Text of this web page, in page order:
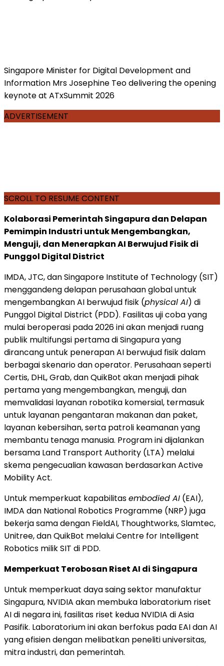
Singapore Minister for Digital Development and
Information Mrs Josephine Teo delivering the opening
keynote at ATxSummit 2026
ADVERTISEMENT
SCROLL TO RESUME CONTENT
Kolaborasi Pemerintah Singapura dan Delapan
Pemimpin Industri untuk Mengembangkan,
Menguji, dan Menerapkan AI Berwujud Fisik di
Punggol Digital District
IMDA, JTC, dan Singapore Institute of Technology (SIT)
menggandeng delapan perusahaan global untuk
mengembangkan AI berwujud fisik (physical AI) di
Punggol Digital District (PDD). Fasilitas uji coba yang
mulai beroperasi pada 2026 ini akan menjadi ruang
publik multifungsi pertama di Singapura yang
dirancang untuk penerapan AI berwujud fisik dalam
berbagai skenario dan operator. Perusahaan seperti
Certis, DHL, Grab, dan QuikBot akan menjadi pihak
pertama yang mengembangkan, menguji, dan
memvalidasi layanan robotika komersial, termasuk
untuk layanan pengantaran makanan dan paket,
layanan kebersihan, serta patroli keamanan yang
membantu tenaga manusia. Program ini dijalankan
bersama Land Transport Authority (LTA) melalui
skema pengecualian kawasan berdasarkan Active
Mobility Act.
Untuk memperkuat kapabilitasembodied AI (EAI),
IMDA dan National Robotics Programme (NRP) juga
bekerja sama dengan FieldAI, Thoughtworks, Slamtec,
Unitree, dan QuikBot melalui Centre for Intelligent
Robotics milik SIT di PDD.
Memperkuat Terobosan Riset AI di Singapura
Untuk memperkuat daya saing sektor manufaktur
Singapura, NVIDIA akan membuka laboratorium riset
AI di negara ini, fasilitas riset kedua NVIDIA di Asia
Pasifik. Laboratorium ini akan berfokus pada EAI dan AI
yang efisien dengan melibatkan peneliti universitas,
mitra industri, dan pemerintah.